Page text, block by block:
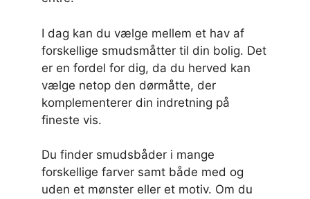
I dag kan du vælge mellem et hav af
forskellige smudsmåtter til din bolig. Det
er en fordel for dig, da du herved kan
vælge netop den dørmåtte, der
komplementerer din indretning på
fineste vis.
Du finder smudsbåder i mange
forskellige farver samt både med og
uden et mønster eller et motiv. Om du